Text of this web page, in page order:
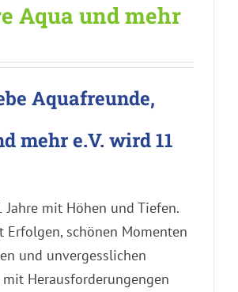
Aqua und mehr
Aquafreunde,
mehr e.V. wird 11
Jahre mit Höhen und Tiefen.
Erfolgen, schönen Momenten
und unvergesslichen
mit Herausforderungengen